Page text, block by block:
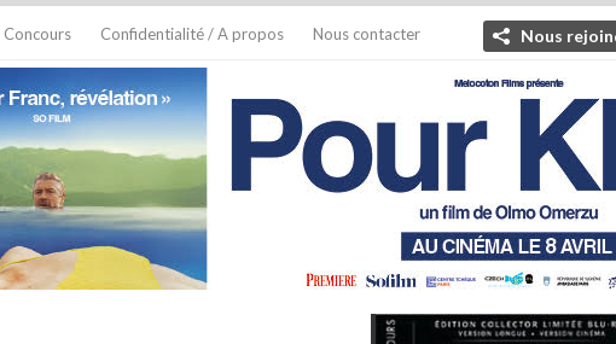
Concours Confidentialité / A propos Nous contacter Nous